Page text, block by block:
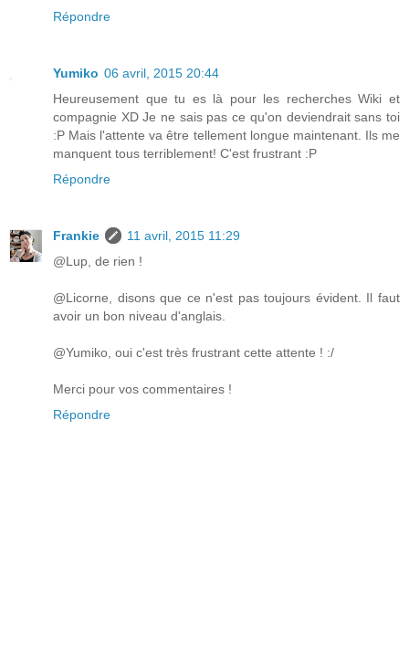
Répondre
Yumiko 06 avril, 2015 20:44
Heureusement que tu es là pour les recherches Wiki et
compagnie XD Je ne sais pas ce qu'on deviendrait sans toi
:P Mais l'attente va être tellement longue maintenant. Ils me
manquent tous terriblement! C'est frustrant :P
Répondre
Frankie
11 avril, 2015 11:29
@Lup, de rien !
@Licorne, disons que ce n'est pas toujours évident. Il faut
avoir un bon niveau d'anglais.
@Yumiko, oui c'est très frustrant cette attente ! :/
Merci pour vos commentaires !
Répondre